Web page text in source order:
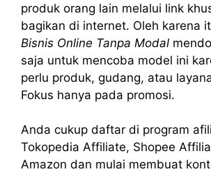
produk orang lain melalui link
bagikan di internet. Oleh karena
Bisnis Online Tanpa Modal
saja untuk mencoba model ini
perlu produk, gudang, atau
Fokus hanya pada promosi.
Anda cukup daftar di program
Tokopedia Affiliate, Shopee
Amazon dan mulai membuat